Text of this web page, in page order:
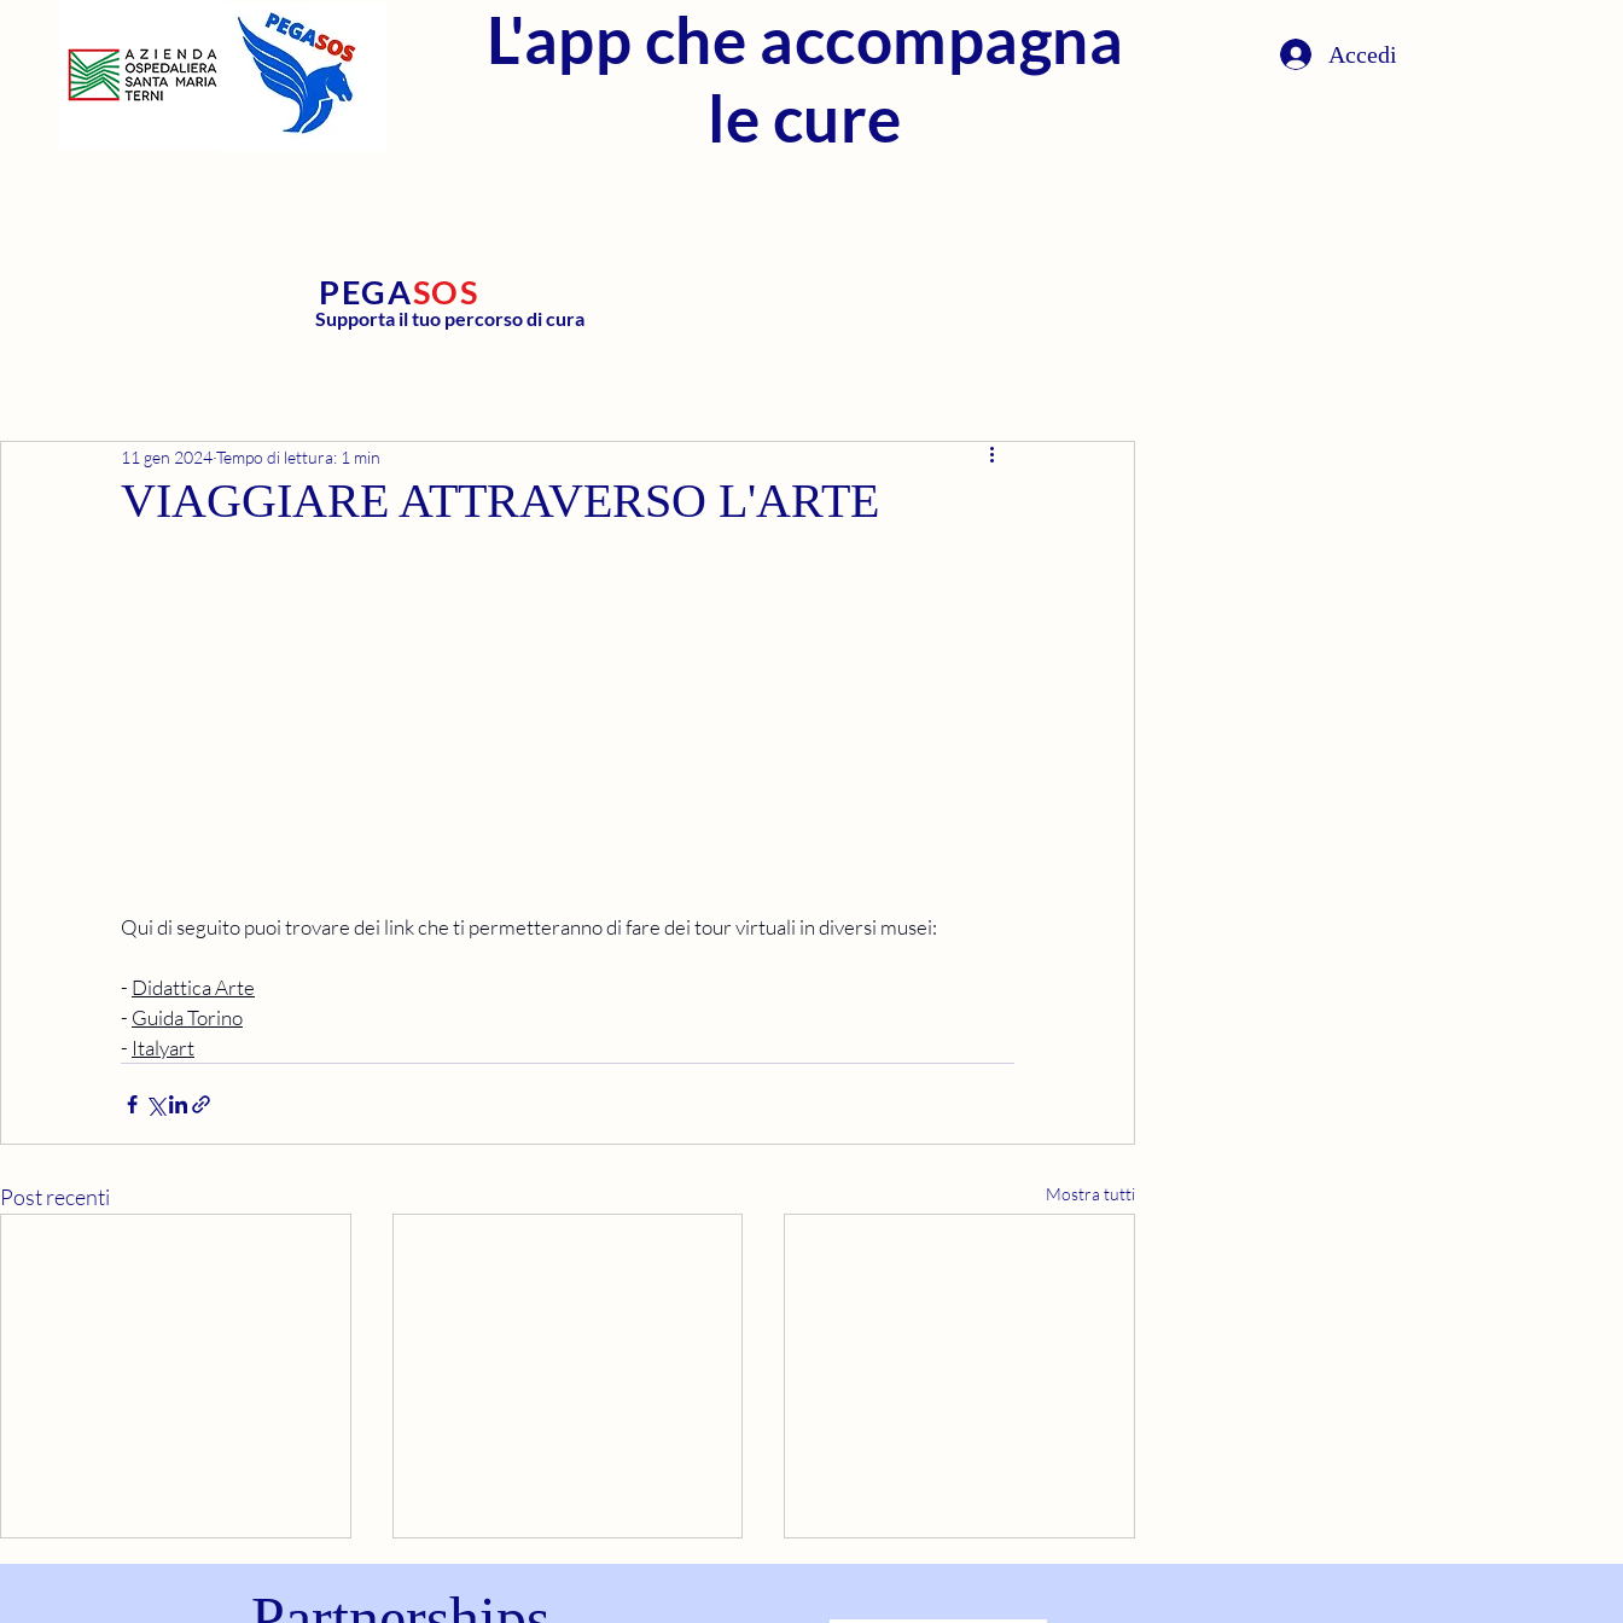
L'app che accompagna
le cure
Accedi
PEGASOS
Supporta il tuo percorso di cura
VIAGGIARE ATTRAVERSO L'ARTE
11 gen 2024Tempo di lettura: 1 min
Qui di seguito puoi trovare dei link che ti permetteranno di fare dei tour virtuali in diversi musei:
- Didattica Arte
- Guida Torino
- Italyart
Post recenti Mostra tutti